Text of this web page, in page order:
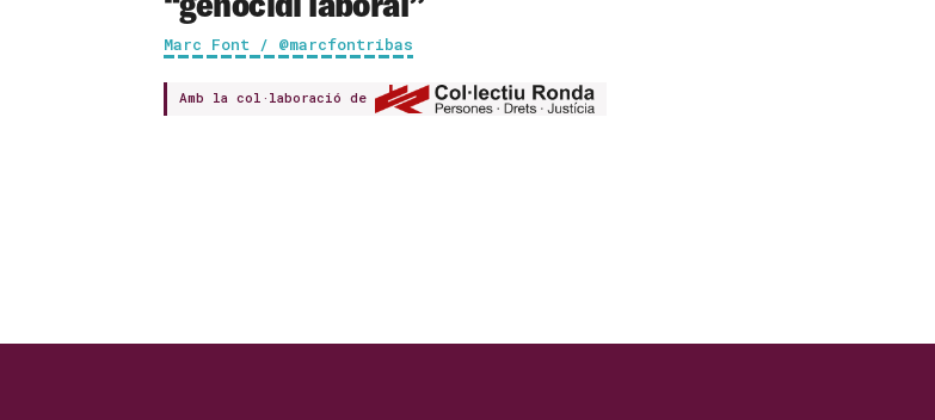
Marc Font / @marcfontribas
Amb la col·laboració de